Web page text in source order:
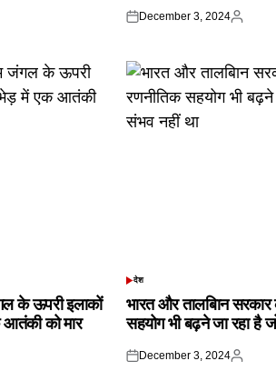
Posted
December 3, 2024
Posted
के ऊपरी इलाकों
आतंकी को मार
POSTED
देश
भारत और तालबिान
सहयोग भी बढ़ने जा रहा है
Posted
December 3, 2024
Posted